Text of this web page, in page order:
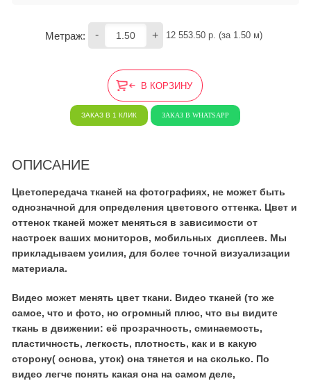
Метраж: - + 12 553.50 р. (за 1.50 м)
В КОРЗИНУ
ЗАКАЗ В 1 КЛИК ЗАКАЗ В WHATSAPP
ОПИСАНИЕ
Цветопередача тканей на фотографиях, не может быть
однозначной для определения цветового оттенка. Цвет и
оттенок тканей может меняться в зависимости от
настроек ваших мониторов, мобильных дисплеев. Мы
прикладываем усилия, для более точной визуализации
материала.
Видео может менять цвет ткани. Видео тканей (то же
самое, что и фото, но огромный плюс, что вы видите
ткань в движении: её прозрачность, сминаемость,
пластичность, легкость, плотность, как и в какую
сторону( основа, уток) она тянется и на сколько. По
видео легче понять какая она на самом деле,